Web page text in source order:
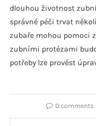
dlouhou životnost
správné péči trvat
zubaře mohou pomoci
zubními protézami
potřeby lze provést
0 comments